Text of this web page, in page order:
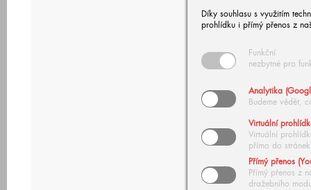
Díky souhlasu s využitím
prohlídku i přímý přenos z
Funkční
nezbytné pro
Analytika
Budeme vědět,
Virtuální
Virtuální
přímo do stránek
Přímý přenos
Přímý přenos z
dražebního